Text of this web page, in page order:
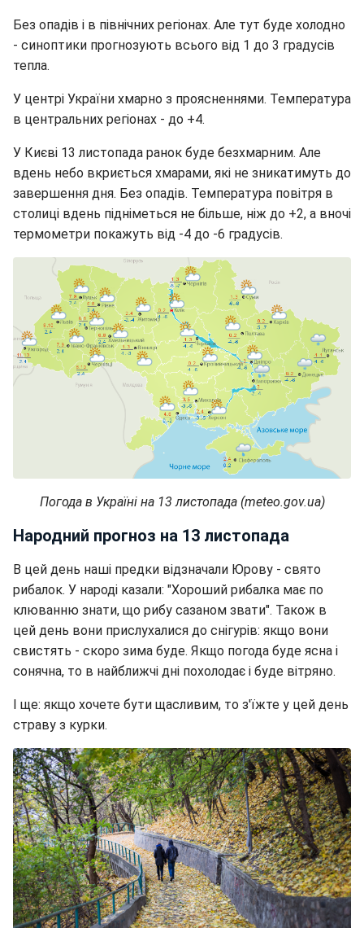
Без опадів і в північних регіонах. Але тут буде холодно
- синоптики прогнозують всього від 1 до 3 градусів
тепла.
У центрі України хмарно з проясненнями. Температура
в центральних регіонах - до +4.
У Києві 13 листопада ранок буде безхмарним. Але
вдень небо вкриється хмарами, які не зникатимуть до
завершення дня. Без опадів. Температура повітря в
столиці вдень підніметься не більше, ніж до +2, а вночі
термометри покажуть від -4 до -6 градусів.
Погода в Україні на 13 листопада (meteo.gov.ua)
Народний прогноз на 13 листопада
В цей день наші предки відзначали Юрову - свято
рибалок. У народі казали: "Хороший рибалка має по
клюванню знати, що рибу сазаном звати". Також в
цей день вони прислухалися до снігурів: якщо вони
свистять - скоро зима буде. Якщо погода буде ясна і
сонячна, то в найближчі дні похолодає і буде вітряно.
І ще: якщо хочете бути щасливим, то з'їжте у цей день
страву з курки.